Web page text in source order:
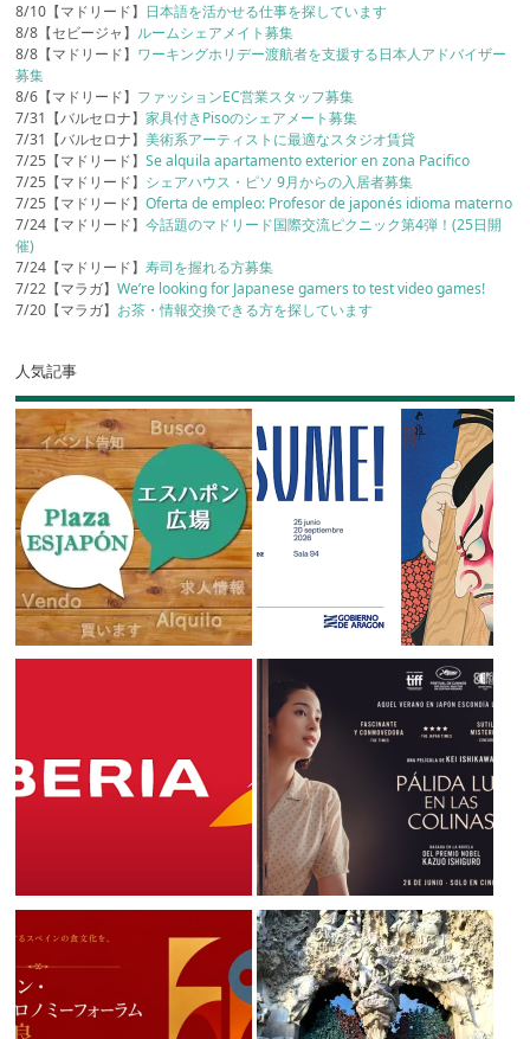
8/10【マドリード】 日本語を活かせる仕事を探しています
8/8【セビージャ】 ルームシェアメイト募集
8/8【マドリード】 ワーキングホリデー渡航者を支援する日本人アドバイザー
募集
8/6【マドリード】 ファッションEC営業スタッフ募集
7/31【バルセロナ】家具付きPisoのシェアメート募集
7/31【バルセロナ】美術系アーティストに最適なスタジオ賃貸
7/25【マドリード】Se alquila apartamento exterior en zona Pacifico
7/25【マドリード】 シェアハウス・ピソ 9月からの入居者募集
7/25【マドリード】Oferta de empleo: Profesor de japonés idioma materno
7/24【マドリード】今話題のマドリード国際交流ピクニック第4弾！(25日開
催)
7/24【マドリード】寿司を握れる方募集
7/22【マラガ】We’re looking for Japanese gamers to test video games!
7/20【マラガ】 お茶・情報交換できる方を探しています
人気記事